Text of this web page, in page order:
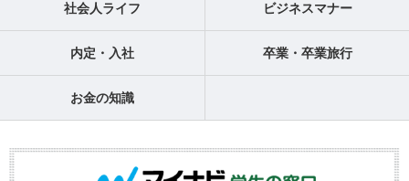
社会人ライフ ビジネスマナー
内定・入社 卒業・卒業旅行
お金の知識